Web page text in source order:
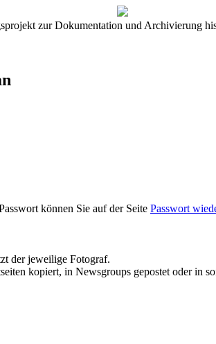
zur Dokumentation und Archivierung
können Sie auf der Seite Passwort
der jeweilige Fotograf.
kopiert, in Newsgroups gepostet oder in